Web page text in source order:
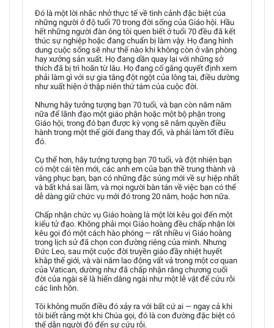
Đó là một lời nhắc nhở thực tế về tình cảnh đặc biệt của
những người ở độ tuổi 70 trong đời sống của Giáo hội. Hầu
hết những người đàn ông tôi quen biết ở tuổi 70 đều đã kết
thúc sự nghiệp hoặc đang chuẩn bị làm vậy. Họ đang hình
dung cuộc sống sẽ như thế nào khi không còn ở văn phòng
hay xưởng sản xuất. Họ đang dần quay lại với những sở
thích đã bị trì hoãn từ lâu. Họ đang cố gắng quyết định xem
phải làm gì với sự gia tăng đột ngột của lông tai, điều dường
như xuất hiện ở thập niên thứ tám của cuộc đời.
Nhưng hãy tưởng tượng bạn 70 tuổi, và bạn còn năm năm
nữa để lãnh đạo một giáo phận hoặc một bộ phận trong
Giáo hội, trong đó bạn được kỳ vọng sẽ nắm quyền điều
hành trong một thế giới đang thay đổi, và phải làm tốt điều
đó.
Cụ thể hơn, hãy tưởng tượng bạn 70 tuổi, và đột nhiên bạn
có một cái tên mới, các anh em của bạn thề trung thành và
vâng phục bạn, bạn có những đặc sủng mới về sự hiệp nhất
và bất khả sai lầm, và mọi người bàn tán về việc bạn có thể
dễ dàng giữ chức vụ mới đó trong 20 năm, hoặc hơn nữa.
Chấp nhận chức vụ Giáo hoàng là một lời kêu gọi đến một
kiểu tử đạo. Không phải mọi Giáo hoàng đều chấp nhận lời
kêu gọi đó một cách hào phóng — rất nhiều vị Giáo hoàng
trong lịch sử đã chọn con đường riêng của mình. Nhưng
Đức Leo, sau một cuộc đời truyền giáo đầy nhiệt huyết
khắp thế giới, và vài năm lao động vất vả trong một cơ quan
của Vatican, dường như đã chấp nhận rằng chương cuối
đời của ngài sẽ là hiến dâng ngài như một lễ vật để cứu rỗi
các linh hồn.
Tôi không muốn điều đó xảy ra với bất cứ ai — ngay cả khi
tôi biết rằng một khi Chúa gọi, đó là con đường đặc biệt có
thể dẫn người đó đến sự cứu rỗi.